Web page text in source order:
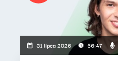
31 lipca 2026 56:47